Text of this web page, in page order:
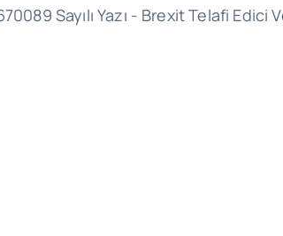
Sayılı Yazı - Brexit Telafi Edici